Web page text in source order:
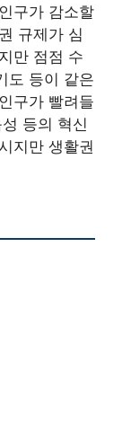
구가 감소할
규제가 심
만 점점 수
도 등이 같은
구가 빨려들
등의 혁신
지만 생활권